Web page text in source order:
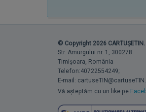
© Copyright 2026 CARTUȘETIN.
Str. Amurgului nr. 1, 300278
Timișoara, România
Telefon:40722554249;
E-mail:
Vă așteptăm cu un like pe